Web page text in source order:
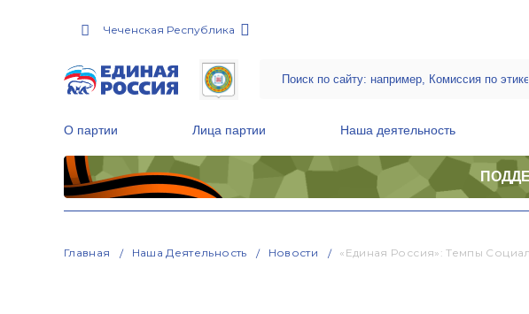
Чеченская Республика
О партии Лица партии Наша деятельность
Главная Наша Деятельность Новости «Единая Россия»: Темпы